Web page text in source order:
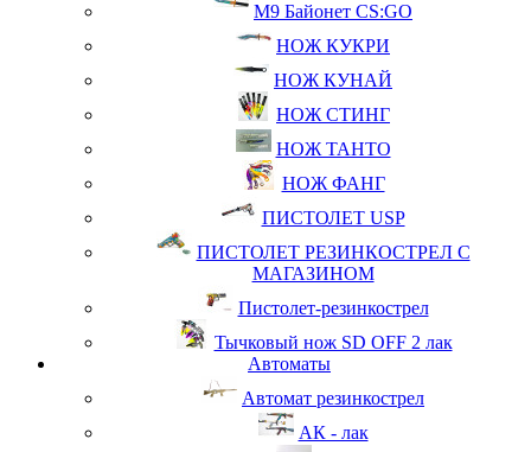
М9 Байонет CS:GO
НОЖ КУКРИ
НОЖ КУНАЙ
НОЖ СТИНГ
НОЖ ТАНТО
НОЖ ФАНГ
ПИСТОЛЕТ USP
ПИСТОЛЕТ РЕЗИНКОСТРЕЛ С
МАГАЗИНОМ
Пистолет-резинкострел
Тычковый нож SD OFF 2 лак
Автоматы
Автомат резинкострел
АК - лак